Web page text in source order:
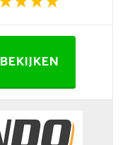
BEKIJKEN